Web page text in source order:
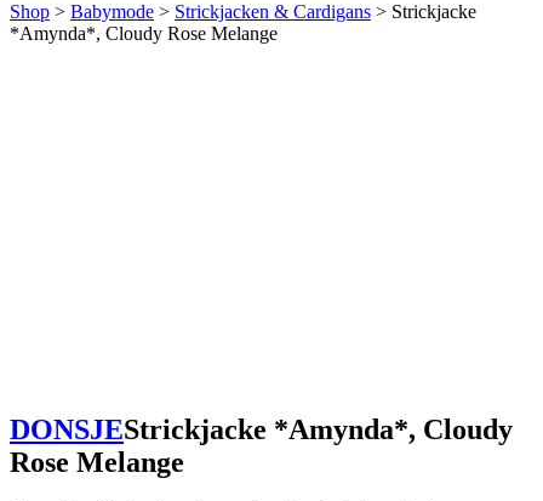
Shop > Babymode > Strickjacken & Cardigans > Strickjacke
*Amynda*, Cloudy Rose Melange
DONSJEStrickjacke *Amynda*, Cloudy
Rose Melange